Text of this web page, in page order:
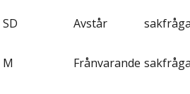
SD Avstår
M Frånvarande